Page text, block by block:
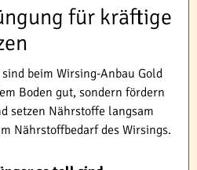
für kräftige
beim Wirsing-Anbau Gold
Boden gut, sondern fördern
setzen Nährstoffe langsam
Nährstoffbedarf des Wirsings.